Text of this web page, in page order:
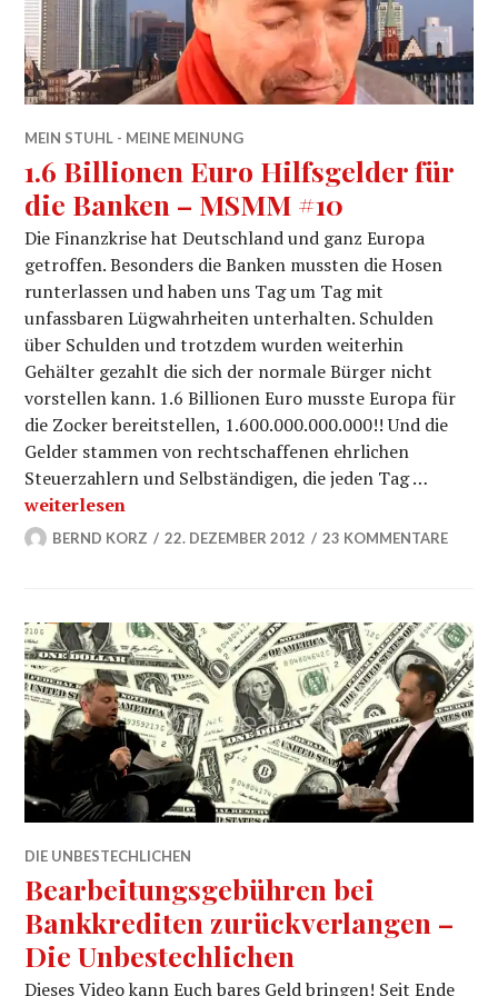
MEIN STUHL - MEINE MEINUNG
1.6 Billionen Euro Hilfsgelder für
die Banken – MSMM #10
Die Finanzkrise hat Deutschland und ganz Europa
getroffen. Besonders die Banken mussten die Hosen
runterlassen und haben uns Tag um Tag mit
unfassbaren Lügwahrheiten unterhalten. Schulden
über Schulden und trotzdem wurden weiterhin
Gehälter gezahlt die sich der normale Bürger nicht
vorstellen kann. 1.6 Billionen Euro musste Europa für
die Zocker bereitstellen, 1.600.000.000.000!! Und die
Gelder stammen von rechtschaffenen ehrlichen
Steuerzahlern und Selbständigen, die jeden Tag …
1.6 Billionen Euro Hilfsgelder für die Banken – MSMM
weiterlesen
BERND KORZ 22. DEZEMBER 2012 23 KOMMENTARE
DIE UNBESTECHLICHEN
Bearbeitungsgebühren bei
Bankkrediten zurückverlangen –
Die Unbestechlichen
Dieses Video kann Euch bares Geld bringen! Seit Ende